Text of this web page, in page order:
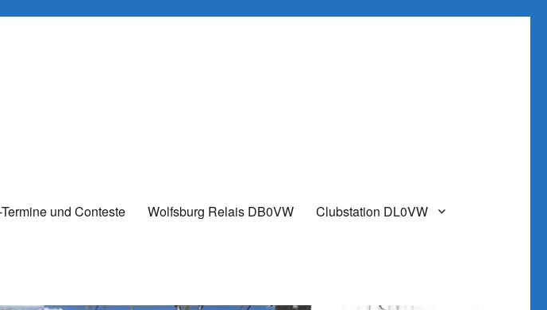
Termine und Conteste Wolfsburg Relais DB0VW
Clubstation DL0VW